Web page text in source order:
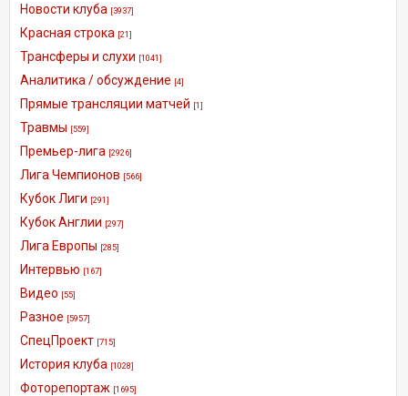
Новости клуба [3937]
Красная строка [21]
Трансферы и слухи [1041]
Аналитика / обсуждение [4]
Прямые трансляции матчей [1]
Травмы [559]
Премьер-лига [2926]
Лига Чемпионов [566]
Кубок Лиги [291]
Кубок Англии [297]
Лига Европы [285]
Интервью [167]
Видео [55]
Разное [5957]
СпецПроект [715]
История клуба [1028]
Фоторепортаж [1695]